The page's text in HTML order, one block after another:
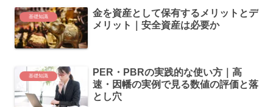
基礎知識
金を資産として保有するメリットとデ
メリット｜安全資産は必要か
基礎知識
PER・PBRの実践的な使い方｜高
速・因幡の実例で見る数値の評価と落
とし穴